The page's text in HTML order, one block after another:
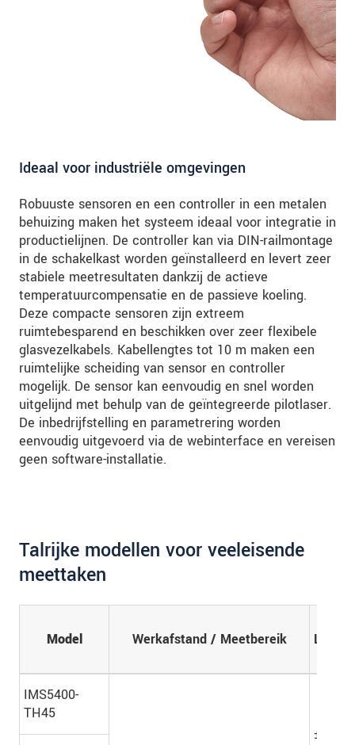
Ideaal voor industriële omgevingen
Robuuste sensoren en een controller in een metalen
behuizing maken het systeem ideaal voor integratie in
productielijnen. De controller kan via DIN-railmontage
in de schakelkast worden geïnstalleerd en levert zeer
stabiele meetresultaten dankzij de actieve
temperatuurcompensatie en de passieve koeling.
Deze compacte sensoren zijn extreem
ruimtebesparend en beschikken over zeer flexibele
glasvezelkabels. Kabellengtes tot 10 m maken een
ruimtelijke scheiding van sensor en controller
mogelijk. De sensor kan eenvoudig en snel worden
uitgelijnd met behulp van de geïntegreerde pilotlaser.
De inbedrijfstelling en parametrering worden
eenvoudig uitgevoerd via de webinterface en vereisen
geen software-installatie.
Talrijke modellen voor veeleisende
meettaken
Model Werkafstand / Meetbereik
IMS5400-
TH45
±100